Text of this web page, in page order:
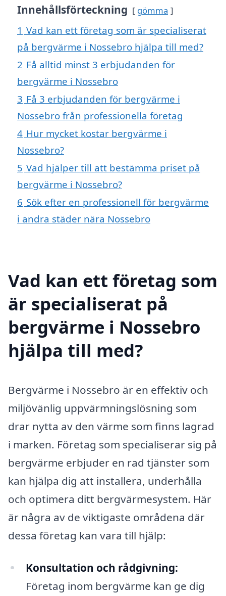
Innehållsförteckning gömma
1 Vad kan ett företag som är specialiserat
på bergvärme i Nossebro hjälpa till med?
2 Få alltid minst 3 erbjudanden för
bergvärme i Nossebro
3 Få 3 erbjudanden för bergvärme i
Nossebro från professionella företag
4 Hur mycket kostar bergvärme i
Nossebro?
5 Vad hjälper till att bestämma priset på
bergvärme i Nossebro?
6 Sök efter en professionell för bergvärme
i andra städer nära Nossebro
Vad kan ett företag som
är specialiserat på
bergvärme i Nossebro
hjälpa till med?
Bergvärme i Nossebro är en effektiv och
miljövänlig uppvärmningslösning som
drar nytta av den värme som finns lagrad
i marken. Företag som specialiserar sig på
bergvärme erbjuder en rad tjänster som
kan hjälpa dig att installera, underhålla
och optimera ditt bergvärmesystem. Här
är några av de viktigaste områdena där
dessa företag kan vara till hjälp:
Konsultation och rådgivning:
Företag inom bergvärme kan ge dig